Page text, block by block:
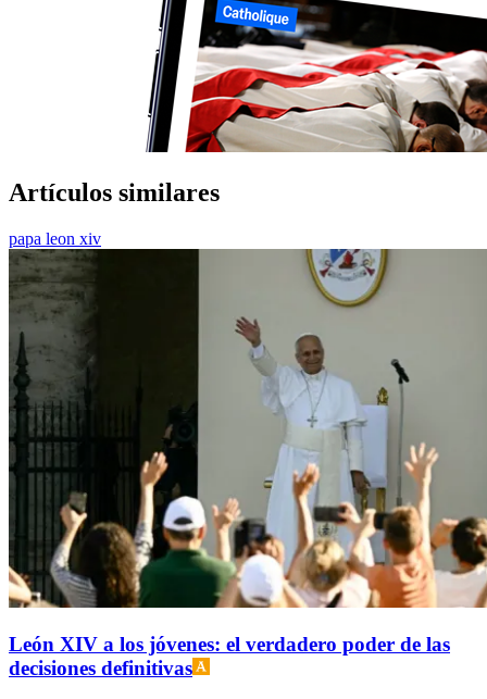
Artículos similares
papa leon xiv
León XIV a los jóvenes: el verdadero poder de las
decisiones definitivas